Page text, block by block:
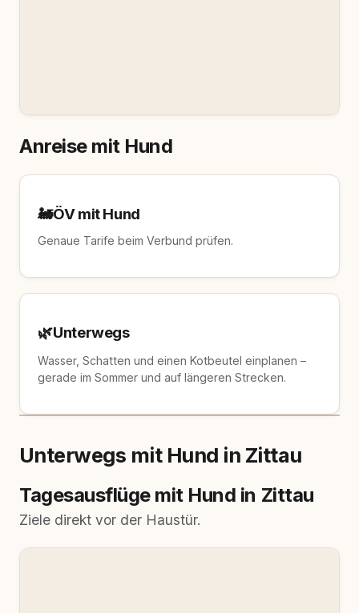
Anreise mit Hund
🚂ÖV mit Hund
Genaue Tarife beim Verbund prüfen.
🌿Unterwegs
Wasser, Schatten und einen Kotbeutel einplanen –
gerade im Sommer und auf längeren Strecken.
Unterwegs mit Hund in Zittau
Tagesausflüge mit Hund in Zittau
Ziele direkt vor der Haustür.